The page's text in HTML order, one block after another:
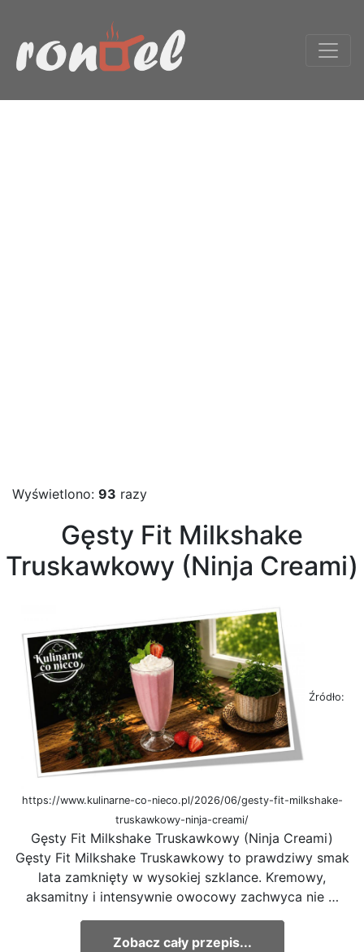
Wyświetlono: 93 razy
Gęsty Fit Milkshake
Truskawkowy (Ninja Creami)
Źródło:
https://www.kulinarne-co-nieco.pl/2026/06/gesty-fit-milkshake-
truskawkowy-ninja-creami/
Gęsty Fit Milkshake Truskawkowy (Ninja Creami)
Gęsty Fit Milkshake Truskawkowy to prawdziwy smak
lata zamknięty w wysokiej szklance. Kremowy,
aksamitny i intensywnie owocowy zachwyca nie …
Zobacz cały przepis...